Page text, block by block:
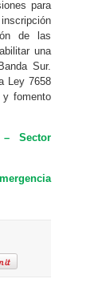
para
de las
una
Sur.
Ley 7658
y fomento
– Sector